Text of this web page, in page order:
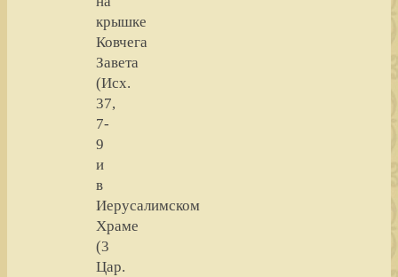
крышке
Ковчега
Завета
(Исх.
37,
7-
9
и
в
Иерусалимском
Храме
(3
Цар.